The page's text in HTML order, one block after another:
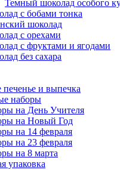
Темный шоколад особого
с бобами тонка
шоколад
с орехами
с фруктами и ягодами
без сахара
печенье и выпечка
наборы
на День Учителя
на Новый Год
на 14 февраля
на 23 февраля
на 8 марта
упаковка